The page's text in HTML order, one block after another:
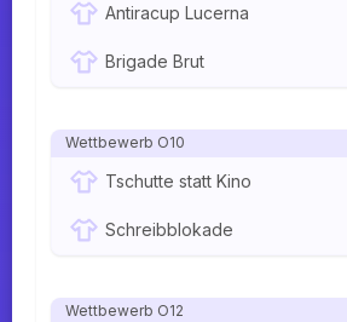
Antiracup Lucerna
Brigade Brut
Wettbewerb O10
Tschutte statt Kino
Schreibblokade
Wettbewerb O12